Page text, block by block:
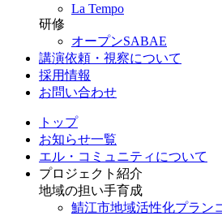
La Tempo
研修
オープンSABAE
講演依頼・視察について
採用情報
お問い合わせ
トップ
お知らせ一覧
エル・コミュニティについて
プロジェクト紹介
地域の担い手育成
鯖江市地域活性化プラン